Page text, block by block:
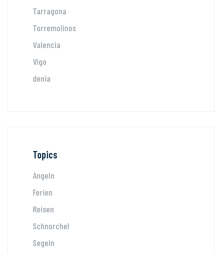
Tarragona
Torremolinos
Valencia
Vigo
denia
Topics
Angeln
Ferien
Reisen
Schnorchel
Segeln